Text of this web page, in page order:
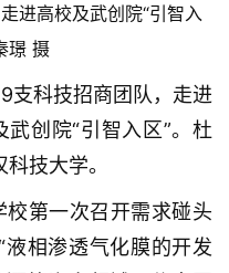
进高校及武创院“引智入
璟 摄
支科技招商团队，走进
创院“引智入区”。杜
技大学。
第一次召开需求碰头
相渗透气化膜的开发